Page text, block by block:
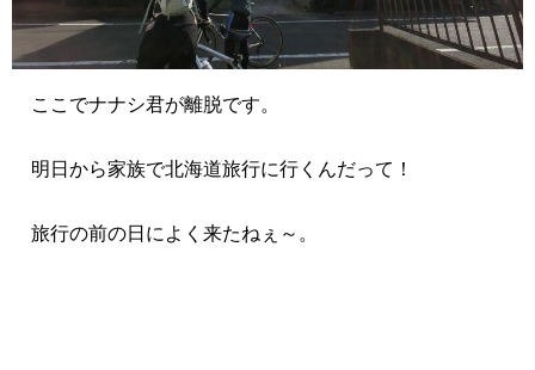
ここでナナシ君が離脱です。
明日から家族で北海道旅行に行くんだって！
旅行の前の日によく来たねぇ～。